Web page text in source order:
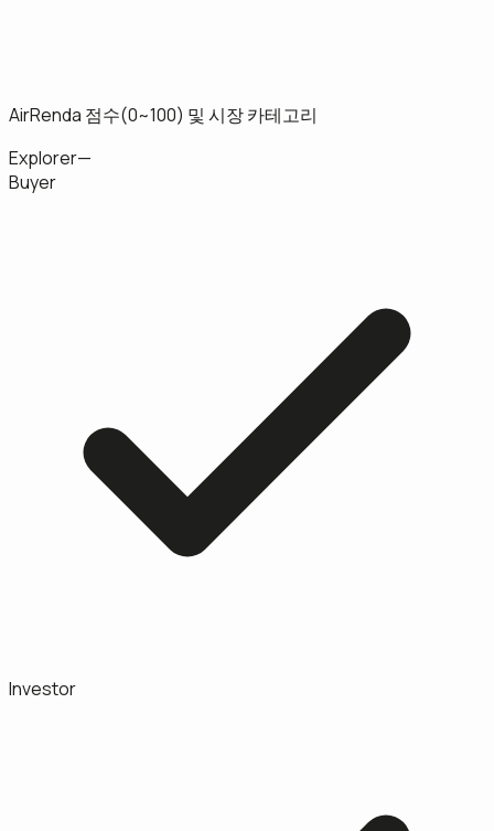
AirRenda 점수(0~100) 및 시장 카테고리
Explorer—
Buyer
Investor